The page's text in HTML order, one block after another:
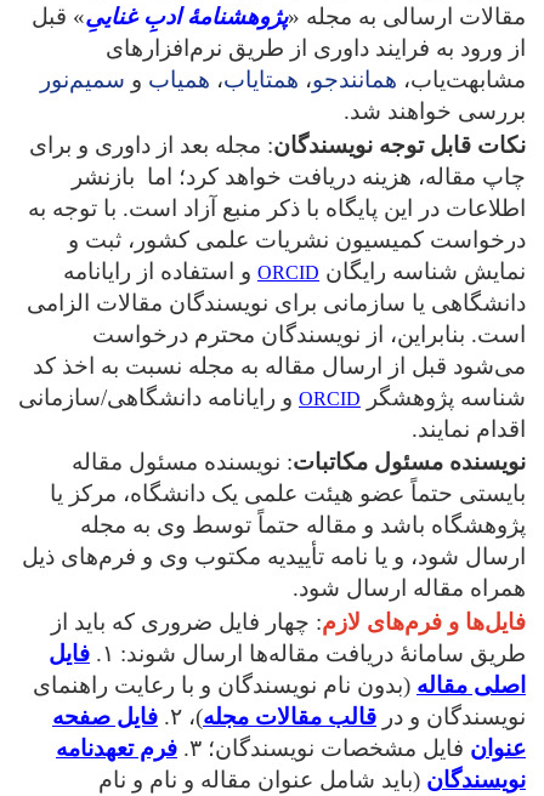
مقالات ارسالی به مجله «پژوهشنامۀ ادبِ غناییِ» قبل
از ورود به فرایند داوری از طریق نرم‌افزارهای
مشابهت‌یاب، همانندجو، همتایاب، همیاب و سمیم‌نور
بررسی خواهند شد.
نکات قابل توجه نویسندگان: مجله بعد از داوری و برای
چاپ مقاله، هزینه دریافت خواهد کرد؛ اما بازنشر
اطلاعات در این پایگاه با ذکر منبع آزاد است. با توجه به
درخواست کمیسیون نشریات علمی کشور، ثبت و
نمایش شناسه رایگان ORCID و استفاده از رایانامه
دانشگاهی یا سازمانی برای نویسندگان مقالات الزامی
است. بنابراین، از نویسندگان محترم درخواست
می‌شود قبل از ارسال مقاله به مجله نسبت به اخذ کد
شناسه پژوهشگر
ORCID و رایانامه دانشگاهی/سازمانی
اقدام نمایند.
نویسنده مسئول مکاتبات: نویسنده مسئول مقاله
بایستی حتماً عضو هیئت علمی یک دانشگاه، مرکز یا
پژوهشگاه باشد و مقاله حتماً توسط وی به مجله
ارسال شود، و یا نامه تأییدیه مکتوب وی و فرم‌های ذیل
همراه مقاله ارسال شود.
فایل‌ها و فرم‌های لازم: چهار فایل ضروری که باید از
طریق سامانۀ دریافت مقاله‌ها ارسال شوند: ۱.
فایل
اصلی مقاله (بدون نام نویسندگان و با رعایت راهنمای
نویسندگان و در قالب مقالات مجله)، ۲.
فایل صفحه
عنوان فایل مشخصات نویسندگان؛ ۳.
فرم تعهدنامه
نویسندگان (باید شامل عنوان مقاله و نام و نام